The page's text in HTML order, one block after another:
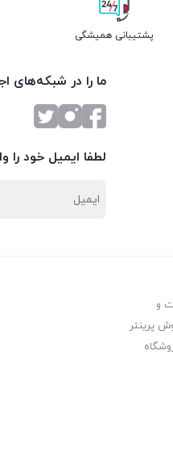
پشتیبانی همیشگی
ما را در شبکه‌های
لطفا ایمیل خود را
و
پرینتر